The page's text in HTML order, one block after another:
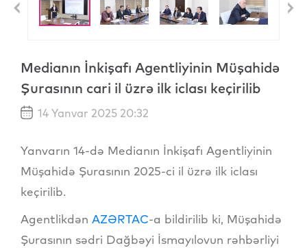
Previous
Medianın İnkişafı Agentliyinin Müşahidə
Şurasının cari il üzrə ilk iclası keçirilib
14 Yanvar 2025 20:32
Yanvarın 14-də Medianın İnkişafı Agentliyinin
Müşahidə Şurasının 2025-ci il üzrə ilk iclası
keçirilib.
Agentlikdən AZƏRTAC-a bildirilib ki, Müşahidə
Şurasının sədri Dağbəyi İsmayılovun rəhbərliyi